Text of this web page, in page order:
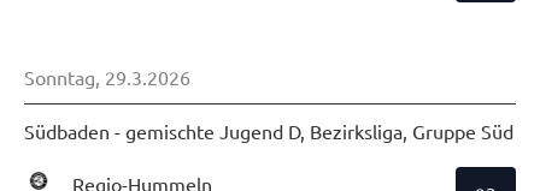
Sonntag, 29.3.2026
Südbaden - gemischte Jugend D, Bezirksliga, Gruppe Süd
Regio-Hummeln